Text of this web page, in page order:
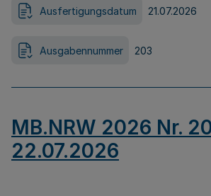
Ausfertigungsdatum 21.07.2026
Ausgabennummer 203
MB.NRW 2026 Nr.
22.07.2026